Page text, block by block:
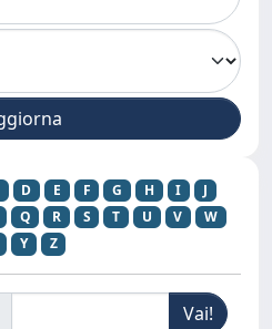
D E F G H I
J
Q R S T U V
W
Y Z